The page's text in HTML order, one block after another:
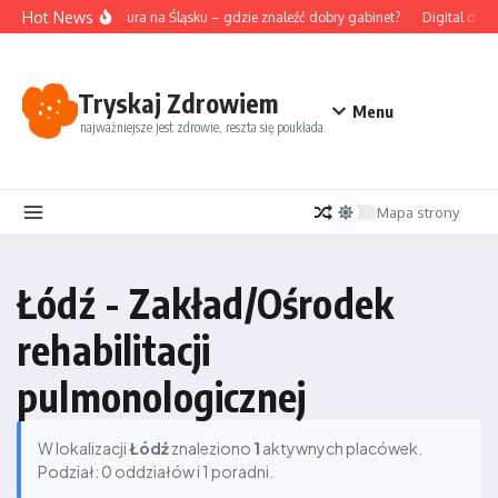
Przejdź do treści
Hot NewsAkupunktura na Śląsku – gdzie znaleźć dobry gabinet? Digital
Tryskaj Zdrowiem
najważniejsze jest zdrowie, reszta się poukłada
Menu
Mapa strony
Łódź - Zakład/Ośrodek
rehabilitacji
pulmonologicznej
W lokalizacjiŁódźznaleziono 1 aktywnych placówek.
Podział: 0 oddziałów i 1 poradni.